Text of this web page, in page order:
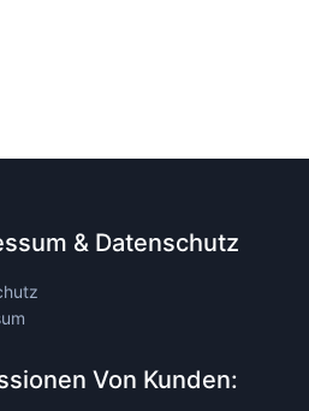
& Datenschutz
Von Kunden: